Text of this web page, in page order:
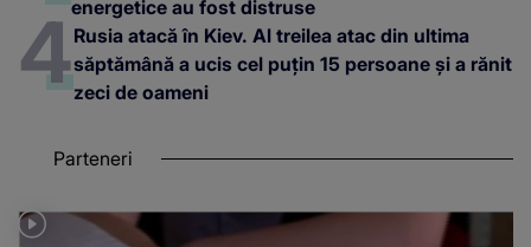
energetice au fost distruse
Rusia atacă în Kiev. Al treilea atac din ultima
săptămână a ucis cel puțin 15 persoane și a rănit
zeci de oameni
Parteneri